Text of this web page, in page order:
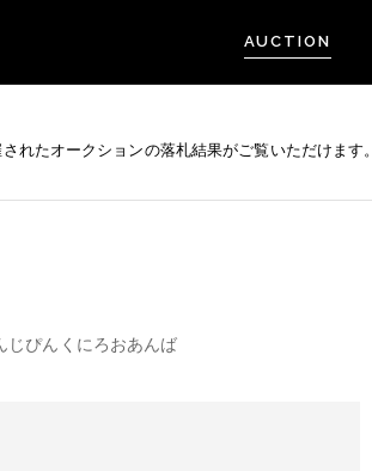
AUCTION
れたオークションの落札結果がご覧いただけます。
じぴんくにろおあんば